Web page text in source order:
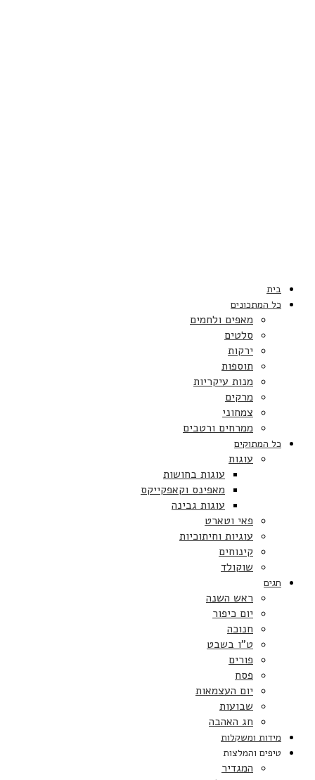
בית
כל המתכונים
מאפים ולחמים
סלטים
ירקות
תוספות
מנות עיקריות
מרקים
צמחוני
ממרחים ורטבים
כל המתוקים
עוגות
עוגות בחושות
מאפינס וקאפקייקס
עוגות גבינה
פאי וטארט
עוגיות וחיתוכיות
קינוחים
שוקולד
חגים
ראש השנה
יום כיפור
חנוכה
ט”ו בשבט
פורים
פסח
יום העצמאות
שבועות
חג האהבה
מידות ומשקלות
טיפים והמלצות
המגדיר